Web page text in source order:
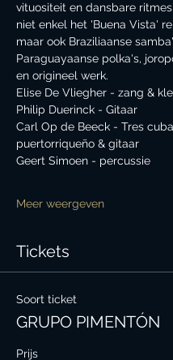
vituositeit en dansbare
niet enkel het 'Buena Vista'
maar ook Braziliaanse
Paraguayaanse polka's,
en origineel werk.
Elise De Vliegher - zang &
Philip Duerinck - Gitaar
Carl Op de Beeck - Tres
puertorriqueño & gitaar
Geert Simoen - percussie
Meer weergeven
Tickets
Soort ticket
GRUPO PIMENTÓN
Prijs